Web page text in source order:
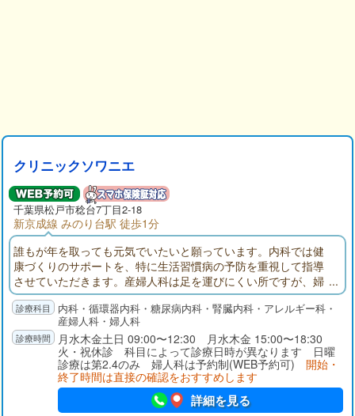
クリニックソワニエ
千葉県松戸市稔台7丁目2-18
新京成線 みのり台駅 徒歩1分
誰もが年を取っても元気でいたいと願っています。内科では健
康づくりのサポートを、特に生活習慣病の予防を重視して指導
させていただきます。産婦人科は足を運びにくい所ですが、婦
人科という枠にとらわれず女性トータルサポート医として気軽
にご相談ください。内科と並存していますが、プライバシーを
保つため診療空間はしっかり分かれています。
内科・循環器内科・糖尿病内科・腎臓内科・アレルギー科・
産婦人科・婦人科
月水木金土日 09:00〜12:30 月水木金 15:00〜18:30
火・祝休診 科目によって診療日時が異なります 日曜
診療は第2.4のみ 婦人科は予約制(WEB予約可) 開始・
終了時間は直接の確認をおすすめします
詳細を見る